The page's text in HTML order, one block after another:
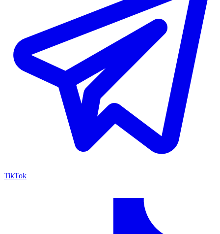
TikTok